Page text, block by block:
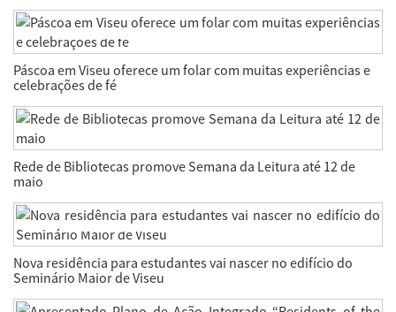
Páscoa em Viseu oferece um folar com muitas experiências e
celebrações de fé
Rede de Bibliotecas promove Semana da Leitura até 12 de
maio
Nova residência para estudantes vai nascer no edifício do
Seminário Maior de Viseu